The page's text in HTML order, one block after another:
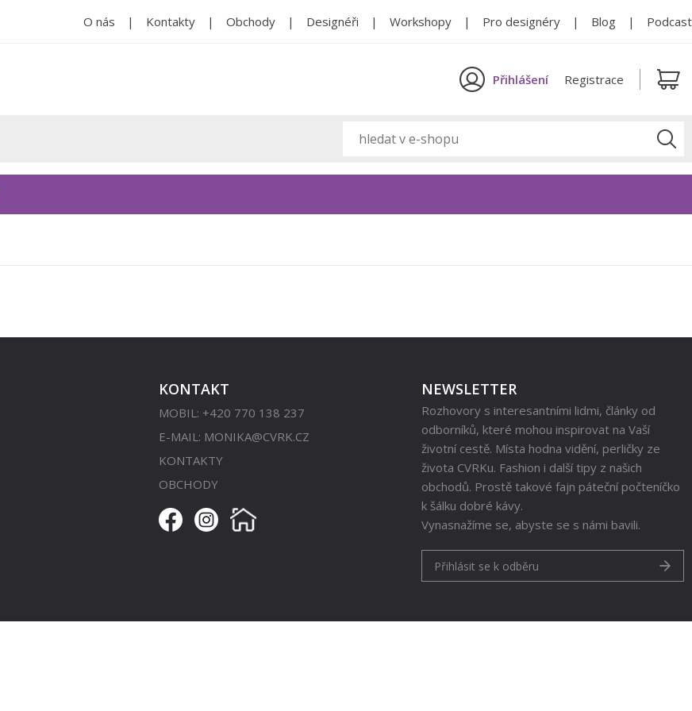
O nás Kontakty Obchody Designéři Workshopy Pro designéry Blog Podcast
Přihlášení Registrace
KONTAKT
MOBIL: +420 770 138 237
E-MAIL: MONIKA@CVRK.CZ
KONTAKTY
OBCHODY
NEWSLETTER
Rozhovory s interesantními lidmi, články od
odborníků, které mohou inspirovat na Vaší
životní cestě. Místa hodna vidění, perličky ze
života CVRKu. Fashion i další tipy z našich
obchodů. Prostě takové fajn páteční počteníčko
k šálku dobré kávy.
Vynasnažíme se, abyste se s námi bavili.
Přihlásit se k odběru